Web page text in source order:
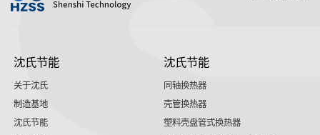
沈氏节能
关于沈氏
制造基地
沈氏节能
沈氏节能
同轴换热器
壳管换热器
塑料壳盘管式换热器